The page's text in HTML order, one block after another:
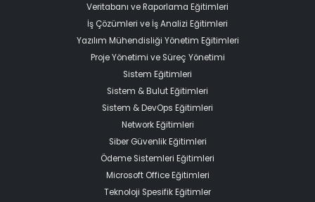
Veritabanı ve Raporlama Eğitimleri
İş Çözümleri ve İş Analizi Eğitimleri
Yazılım Mühendisliği Yönetim Eğitimleri
Proje Yönetimi ve Süreç Yönetimi
Sistem Eğitimleri
Sistem & Bulut Eğitimleri
Sistem & DevOps Eğitimleri
Network Eğitimleri
Siber Güvenlik Eğitimleri
Ödeme Sistemleri Eğitimleri
Microsoft Office Eğitimleri
Teknoloji Spesifik Eğitimler